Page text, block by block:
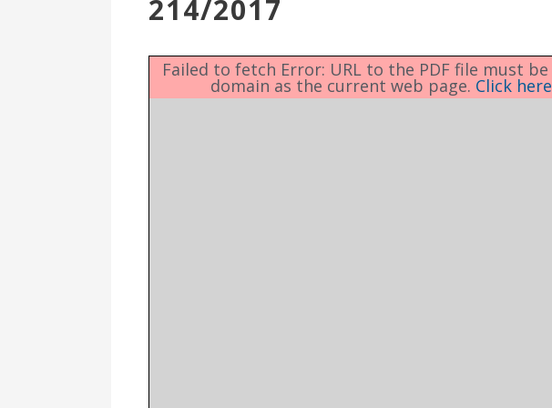
Επιτροπή
Ενότητες
214/2017
Failed to fetch Error: URL to the PDF file must
domain as the current web page. Click